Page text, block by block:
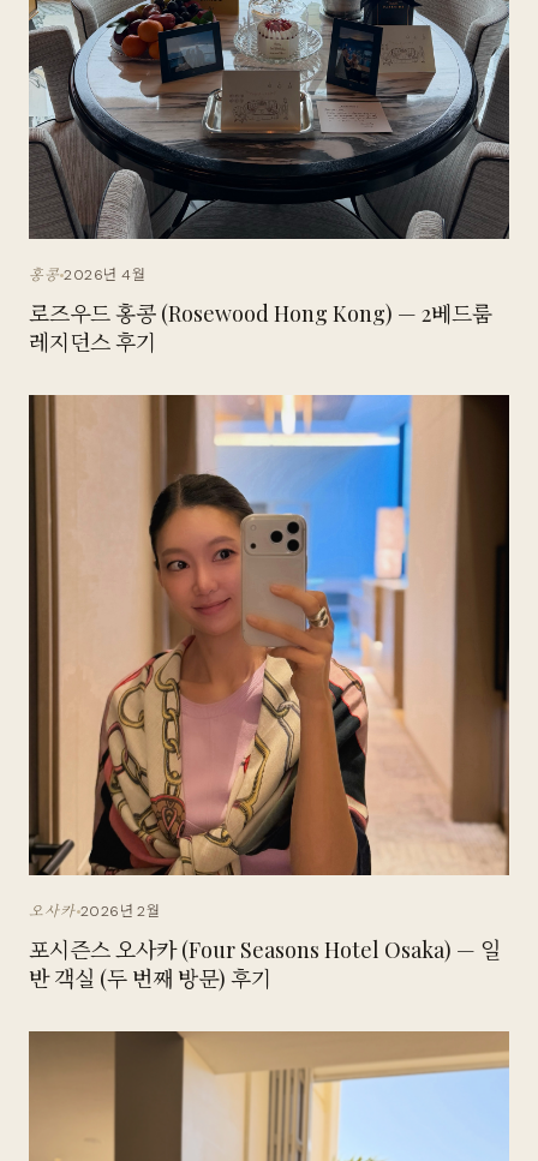
홍콩 2026년 4월
로즈우드 홍콩 (Rosewood Hong Kong) — 2베드룸
레지던스 후기
오사카 2026년 2월
포시즌스 오사카 (Four Seasons Hotel Osaka) — 일
반 객실 (두 번째 방문) 후기